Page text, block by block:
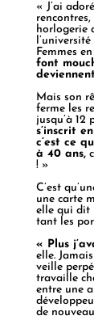
« J’ai
horlogerie
Femmes
font
Mais son
ferme les
jusqu’à 12
s’inscrit
c’est ce
à 40 ans,
! »
C’est
une carte
elle qui dit
tant les
« Plus
elle.
veille
travaille
entre une
de